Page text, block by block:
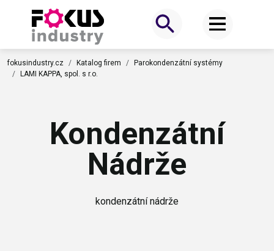
fokusindustry.cz Katalog firem
Parokondenzátní systémy
LAMI KAPPA, spol. s r.o.
Kondenzátní
Nádrže
kondenzátní nádrže